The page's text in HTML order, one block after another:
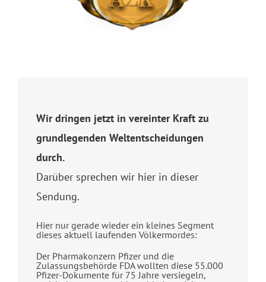
Wir dringen jetzt in vereinter Kraft zu
grundlegenden Weltentscheidungen
durch.
Darüber sprechen wir hier in dieser
Sendung.
Hier nur gerade wieder ein kleines Segment
dieses aktuell laufenden Völkermordes:
Der Pharmakonzern Pfizer und die
Zulassungsbehörde FDA wollten diese 55.000
Pfizer-Dokumente für 75 Jahre versiegeln,